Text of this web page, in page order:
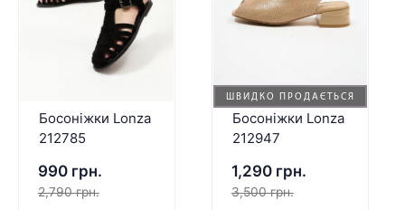
Босоніжки Lonza
212785
990 грн.
2,790 грн.
ШВИДКО ПРОДАЄТЬСЯ
Босоніжки Lonza
212947
1,290 грн.
3,500 грн.